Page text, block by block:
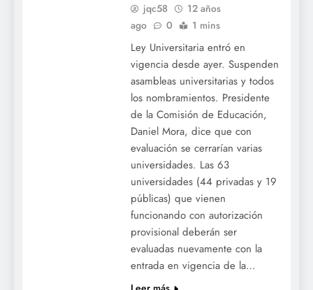
jqc58
12 años
ago
0 1 mins
Ley Universitaria entró en
vigencia desde ayer. Suspenden
asambleas universitarias y todos
los nombramientos. Presidente
de la Comisión de Educación,
Daniel Mora, dice que con
evaluación se cerrarían varias
universidades. Las 63
universidades (44 privadas y 19
públicas) que vienen
funcionando con autorización
provisional deberán ser
evaluadas nuevamente con la
entrada en vigencia de la…